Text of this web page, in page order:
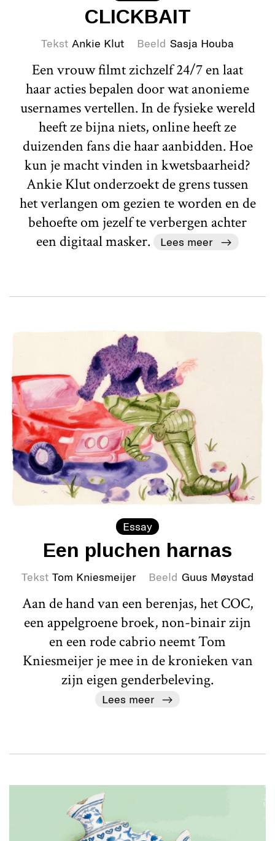
CLICKBAIT
Tekst Ankie Klut Beeld Sasja Houba
Een vrouw filmt zichzelf 24/7 en laat
haar acties bepalen door wat anonieme
usernames vertellen. In de fysieke wereld
heeft ze bijna niets, online heeft ze
duizenden fans die haar aanbidden. Hoe
kun je macht vinden in kwetsbaarheid?
Ankie Klut onderzoekt de grens tussen
het verlangen om gezien te worden en de
behoefte om jezelf te verbergen achter
een digitaal masker.
Lees meer
Essay
Een pluchen harnas
Tekst Tom Kniesmeijer Beeld Guus Møystad
Aan de hand van een berenjas, het COC,
een appelgroene broek, non-binair zijn
en een rode cabrio neemt Tom
Kniesmeijer je mee in de kronieken van
zijn eigen genderbeleving.
Lees meer